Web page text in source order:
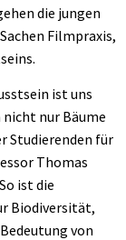
die jungen
Filmpraxis,
ist uns
nur Bäume
Studierenden für
Thomas
ist die
Biodiversität,
von